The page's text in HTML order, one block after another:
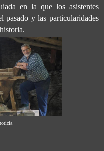
en la que los asistentes
pasado y las particularidades